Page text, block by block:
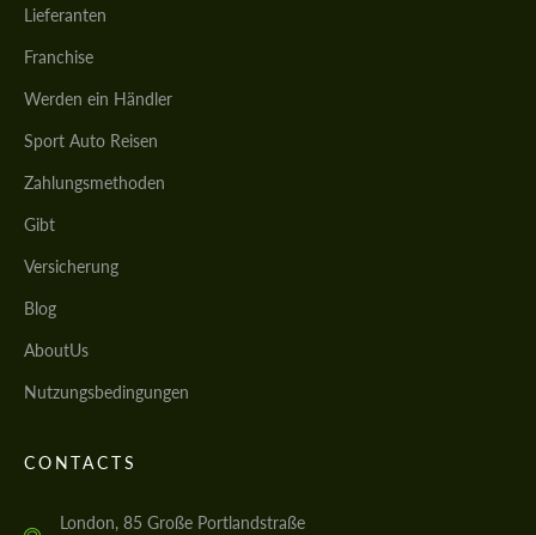
Lieferanten
Franchise
Werden ein Händler
Sport Auto Reisen
Zahlungsmethoden
Gibt
Versicherung
Blog
AboutUs
Nutzungsbedingungen
CONTACTS
London, 85 Große Portlandstraße